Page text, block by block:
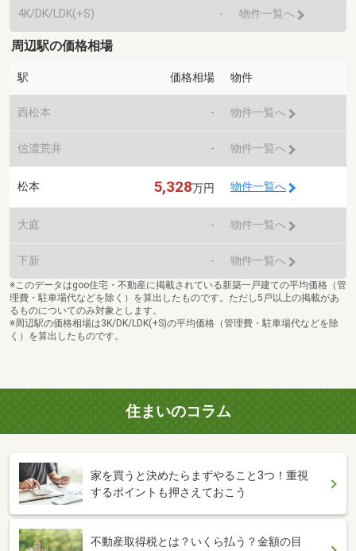
4K/DK/LDK(+S) - 物件一覧へ
周辺駅の価格相場
駅 価格相場 物件
西松本 - 物件一覧へ
信濃荒井 - 物件一覧へ
松本 5,328万円 物件一覧へ
大庭 - 物件一覧へ
下新 - 物件一覧へ
※このデータはgoo住宅・不動産に掲載されている新築一戸建ての平均価格（管
理費・駐車場代などを除く）を算出したものです。ただし5戸以上の掲載があ
るものについてのみ対象とします。
※周辺駅の価格相場は3K/DK/LDK(+S)の平均価格（管理費・駐車場代などを除
く）を算出したものです。
住まいのコラム
家を買うと決めたらまずやること3つ！重視
するポイントも押さえておこう
不動産取得税とは？いくら払う？金額の目